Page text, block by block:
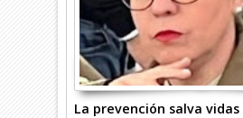
La prevención salva vidas